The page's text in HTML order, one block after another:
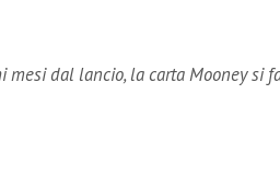
dal lancio, la carta Mooney si